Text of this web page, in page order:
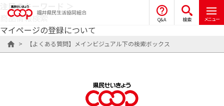
福井県民生活協同組合
Q&A 検索 メニュー
注目のキーワード ＞
商品情報検索
マイページの登録について
> 【よくある質問】メインビジュアル下の検索ボックス